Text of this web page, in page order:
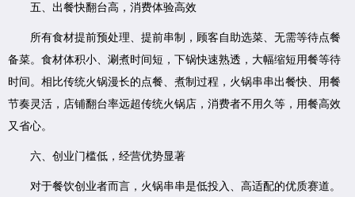
五、出餐快翻台高，消费体验高效
所有食材提前预处理、提前串制，顾客自助选菜、无需等待点餐
备菜。食材体积小、涮煮时间短，下锅快速熟透，大幅缩短用餐等待
时间。相比传统火锅漫长的点餐、煮制过程，火锅串串出餐快、用餐
节奏灵活，店铺翻台率远超传统火锅店，消费者不用久等，用餐高效
又省心。
六、创业门槛低，经营优势显著
对于餐饮创业者而言，火锅串串是低投入、高适配的优质赛道。